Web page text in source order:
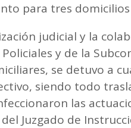
para tres
judicial y la
y de la
se detuvo a
siendo todo
las
Juzgado de